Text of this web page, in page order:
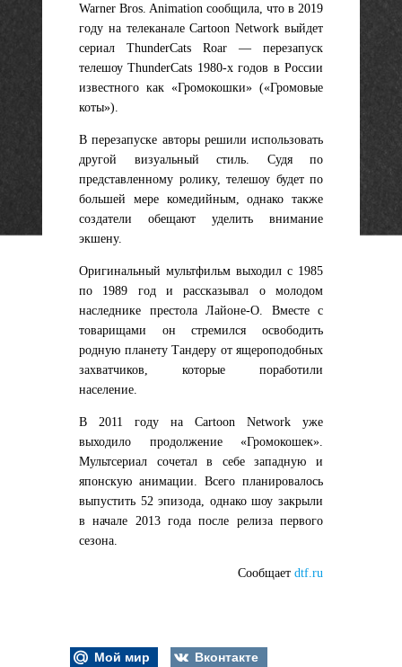
Warner Bros. Animation сообщила, что в 2019
году на телеканале Cartoon Network выйдет
сериал ThunderCats Roar — перезапуск
телешоу ThunderCats 1980-х годов в России
известного как «Громокошки» («Громовые
коты»).
В перезапуске авторы решили использовать
другой визуальный стиль. Судя по
представленному ролику, телешоу будет по
большей мере комедийным, однако также
создатели обещают уделить внимание
экшену.
Оригинальный мультфильм выходил с 1985
по 1989 год и рассказывал о молодом
наследнике престола Лайоне-О. Вместе с
товарищами он стремился освободить
родную планету Тандеру от ящероподобных
захватчиков, которые поработили
население.
В 2011 году на Cartoon Network уже
выходило продолжение «Громокошек».
Мультсериал сочетал в себе западную и
японскую анимации. Всего планировалось
выпустить 52 эпизода, однако шоу закрыли
в начале 2013 года после релиза первого
сезона.
Сообщает dtf.ru
Мой мир
Вконтакте